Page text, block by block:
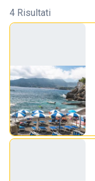
4 Risultati